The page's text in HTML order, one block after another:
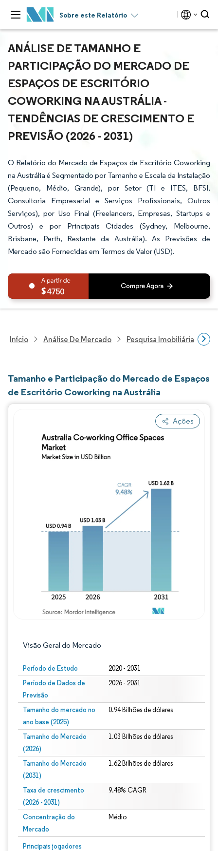
Sobre este Relatório
ANÁLISE DE TAMANHO E
PARTICIPAÇÃO DO MERCADO DE
ESPAÇOS DE ESCRITÓRIO
COWORKING NA AUSTRÁLIA -
TENDÊNCIAS DE CRESCIMENTO E
PREVISÃO (2026 - 2031)
O Relatório do Mercado de Espaços de Escritório Coworking
na Austrália é Segmentado por Tamanho e Escala da Instalação
(Pequeno, Médio, Grande), por Setor (TI e ITES, BFSI,
Consultoria Empresarial e Serviços Profissionais, Outros
Serviços), por Uso Final (Freelancers, Empresas, Startups e
Outros) e por Principais Cidades (Sydney, Melbourne,
Brisbane, Perth, Restante da Austrália). As Previsões de
Mercado são Fornecidas em Termos de Valor (USD).
4750
Início Análise De Mercado Pesquisa Imobiliária E De
Tamanho e Participação do Mercado de Espaços
de Escritório Coworking na Austrália
Ações
Visão Geral do Mercado
Período de Estudo 2020 - 2031
Período de Dados de
Previsão
2026 - 2031
Tamanho do mercado no
ano base (2025)
0.94 Bilhões de dólares
Tamanho do Mercado
(2026)
1.03 Bilhões de dólares
Tamanho do Mercado
(2031)
1.62 Bilhões de dólares
Taxa de crescimento
(2026 - 2031)
9.48% CAGR
Concentração do
Mercado
Médio
Principais jogadores
Imagem © Mordor Intelligence. O reuso requer atribuição conforme CC BY 4.0.
Imagem © Mordor Intelligence. O reuso